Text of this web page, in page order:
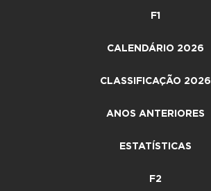
F1
CALENDÁRIO 2026
CLASSIFICAÇÃO 2026
ANOS ANTERIORES
ESTATÍSTICAS
F2